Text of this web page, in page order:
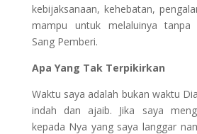
kebijaksanaan, kehebatan,
mampu untuk melaluinya tanpa
Sang Pemberi.
Apa Yang Tak Terpikirkan
Waktu saya adalah bukan waktu
indah dan ajaib. Jika saya
kepada Nya yang saya langgar